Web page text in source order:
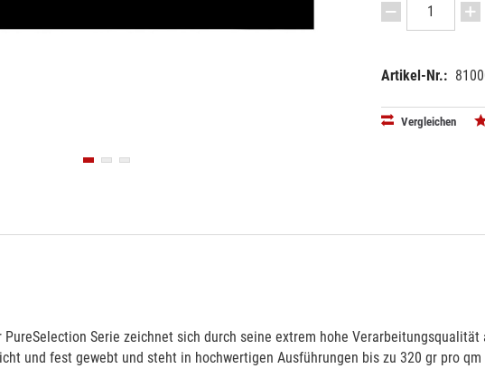
Artikel-Nr.:
Vergleichen
Serie zeichnet sich durch seine extrem hohe Verarbeitungsqualität
und fest gewebt und steht in hochwertigen Ausführungen bis zu 320 gr pro qm